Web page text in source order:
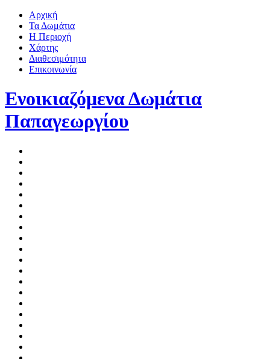
Αρχική
Τα Δωμάτια
Η Περιοχή
Χάρτης
Διαθεσιμότητα
Επικοινωνία
Ενοικιαζόμενα Δωμάτια
Παπαγεωργίου